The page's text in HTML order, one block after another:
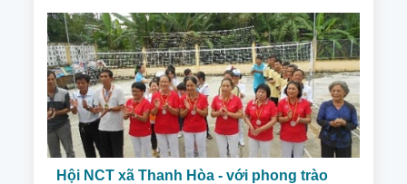
Hội NCT xã Thanh Hòa - với phong trào